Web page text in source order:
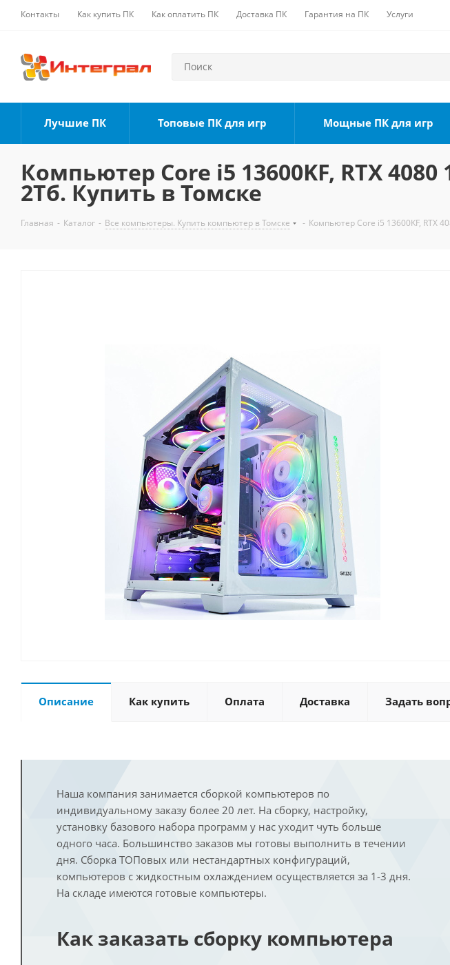
Контакты Как купить ПК Как оплатить ПК Доставка ПК Гарантия на ПК Услуги
Лучшие ПК Топовые ПК для игр Мощные ПК для игр
Компьютер Core i5 13600KF, RTX 4080
2Тб. Купить в Томске
Главная - Каталог - Все компьютеры. Купить компьютер в Томске - Компьютер Core i5 13600KF, RTX
Описание Как купить Оплата Доставка Задать
Наша компания занимается сборкой компьютеров по
индивидуальному заказу более 20 лет. На сборку, настройку,
установку базового набора программ у нас уходит чуть больше
одного часа. Большинство заказов мы готовы выполнить в течении
дня. Сборка ТОПовых или нестандартных конфигураций,
компьютеров с жидкостным охлаждением осуществляется за 1-3 дня.
На складе имеются готовые компьютеры.
Как заказать сборку компьютера